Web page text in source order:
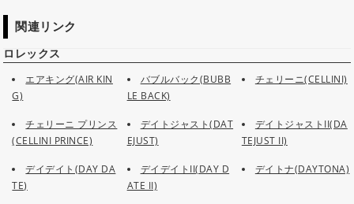
関連リンク
ロレックス
エアキング(AIR KIN
G)
バブルバック(BUBB
LE BACK)
チェリーニ(CELLINI)
チェリーニ プリンス
(CELLINI PRINCE)
デイトジャスト(DAT
EJUST)
デイトジャストII(DA
TEJUST II)
デイデイト(DAY DA
TE)
デイデイトII(DAY D
ATE II)
デイトナ(DAYTONA)